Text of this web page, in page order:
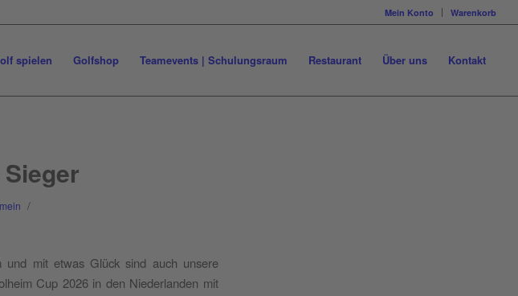
Mein Konto Warenkorb
spielen Golfshop Teamevents | Schulungsraum Restaurant Über uns Kontakt
/
mit etwas Glück sind auch unsere
Cup 2026 in den Niederlanden mit